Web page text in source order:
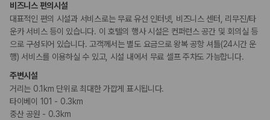
흡연 시설
지정 흡연 구역
비즈니스 편의시설
대표적인 편의 시설과 서비스로는 무료 유선 인터넷, 비즈니스 센터, 리무진/타
운카 서비스 등이 있습니다. 이 호텔의 행사 시설은 컨퍼런스 공간 및 회의실 등
으로 구성되어 있습니다. 고객께서는 별도 요금으로 왕복 공항 셔틀(24시간 운
행) 서비스를 이용하실 수 있고, 시설 내에서 무료 셀프 주차도 가능합니다.
주변시설
거리는 0.1km 단위로 최대한 가깝게 표시됩니다.
타이베이 101 - 0.3km
중산 공원 - 0.3km